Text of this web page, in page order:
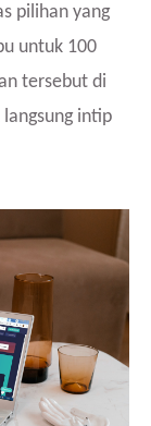
pilihan yang
untuk 100
tersebut di
intip